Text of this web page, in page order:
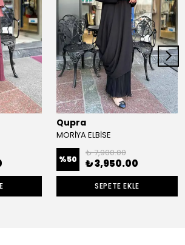
Qupra
MORİYA ELBİSE
%50
₺ 7,900.00
₺ 3,950.00
SEPETE EKLE